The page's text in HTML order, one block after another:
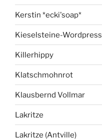
Kerstin *ecki'soap*
Kieselsteine-Wordpress
Killerhippy
Klatschmohnrot
Klausbernd Vollmar
Lakritze
Lakritze (Antville)